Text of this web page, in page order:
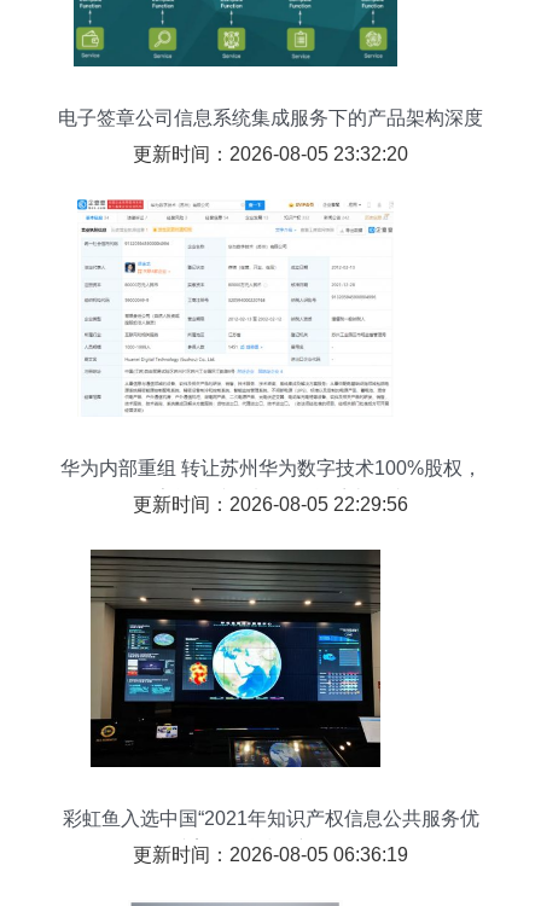
电子签章公司信息系统集成服务下的产品架构深度
解析
更新时间：2026-08-05 23:32:20
华为内部重组 转让苏州华为数字技术100%股权，
数字能源接盘加强信息系统集成
更新时间：2026-08-05 22:29:56
彩虹鱼入选中国“2021年知识产权信息公共服务优
秀案例” 科技创新的标杆
更新时间：2026-08-05 06:36:19